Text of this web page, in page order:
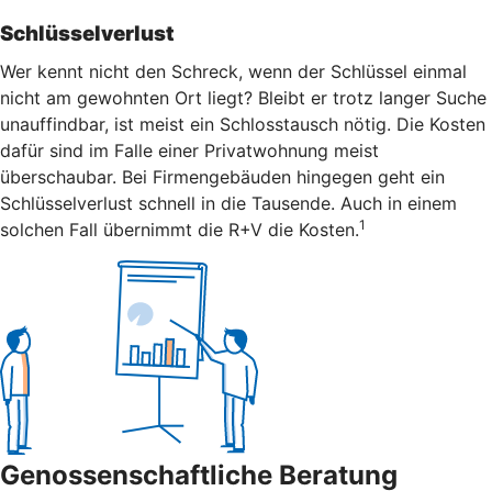
Schlüsselverlust
Wer kennt nicht den Schreck, wenn der Schlüssel einmal
nicht am gewohnten Ort liegt? Bleibt er trotz langer Suche
unauffindbar, ist meist ein Schlosstausch nötig. Die Kosten
dafür sind im Falle einer Privatwohnung meist
überschaubar. Bei Firmengebäuden hingegen geht ein
Schlüsselverlust schnell in die Tausende. Auch in einem
solchen Fall übernimmt die R+V die Kosten.1
Genossenschaftliche Beratung